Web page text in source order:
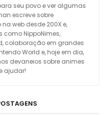
seu povo e ver algumas
escreve sobre
web desde 200X e,
como NippoNimes,
colaboração em grandes
World e, hoje em dia,
devaneios sobre animes
ajudar!